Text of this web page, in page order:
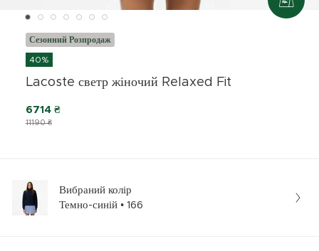
Сезонний Розпродаж
40%
Lacoste светр жіночий Relaxed Fit
11190 ₴
6714 ₴
Вибраний колір
Темно-синій • 166